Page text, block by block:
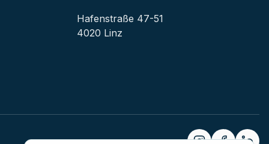
Hafenstraße 47-51
4020 Linz